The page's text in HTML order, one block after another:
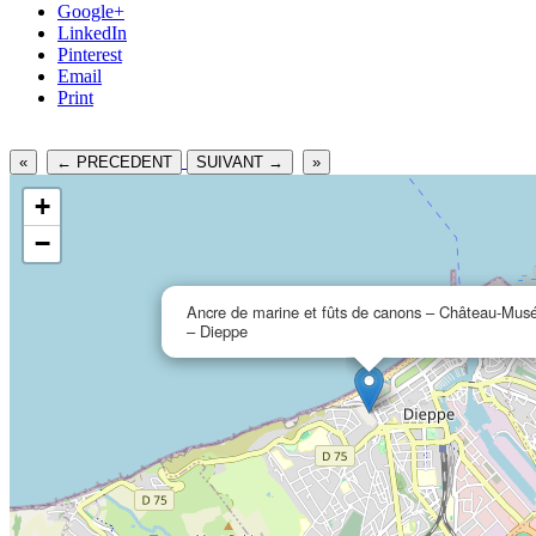
Google+
LinkedIn
Pinterest
Email
Print
« ← PRECEDENT SUIVANT → »
Ancre de marine et fûts de canons – Château-
– Dieppe
+
−